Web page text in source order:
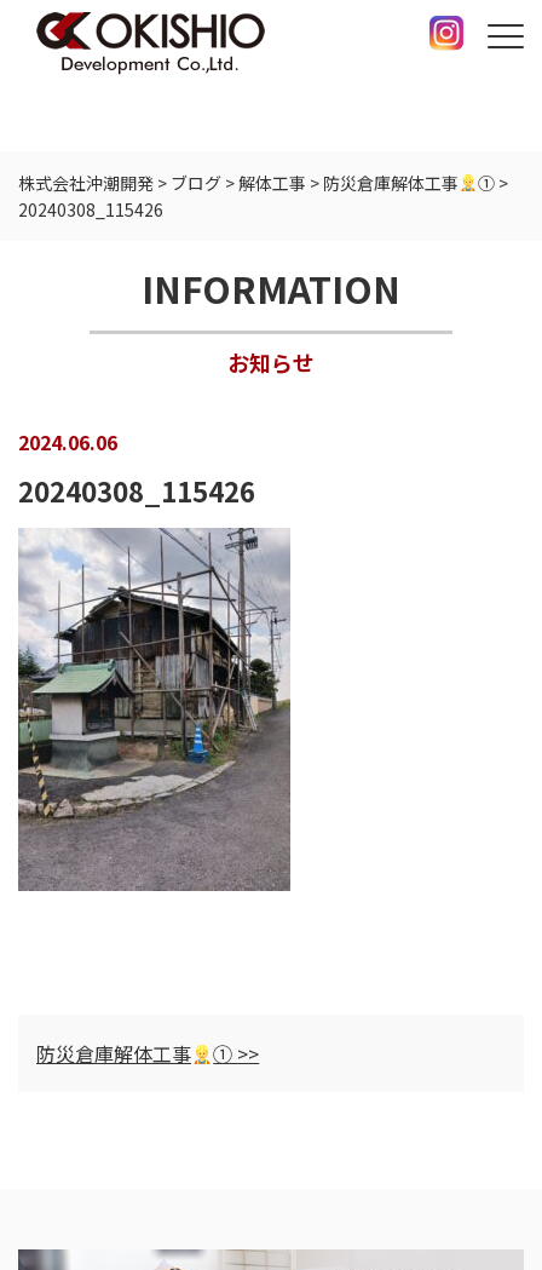
株式会社沖潮開発 > ブログ >解体工事 > 防災倉庫解体工事 ①>
20240308_115426
INFORMATION
お知らせ
2024.06.06
20240308_115426
防災倉庫解体工事 ① >>